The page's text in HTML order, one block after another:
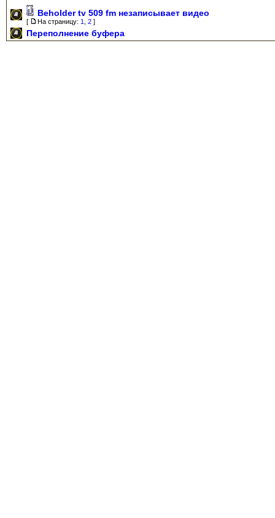
Beholder tv 509 fm незаписывает видео
[ На страницу: 1 2 ]
Переполнение буфера